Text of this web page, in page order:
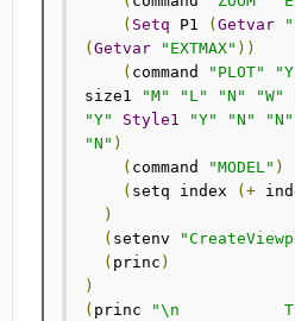
( Setq P1 (Getvar
(Getvar "EXTMAX" ))
( command "PLOT"
size1
"M" "L" "N" "W"
"Y"
Style1 "Y" "N" "N"
"N" )
( command "MODEL" )
( setq index (+
)
( setenv
( princ )
)
( princ
"\n